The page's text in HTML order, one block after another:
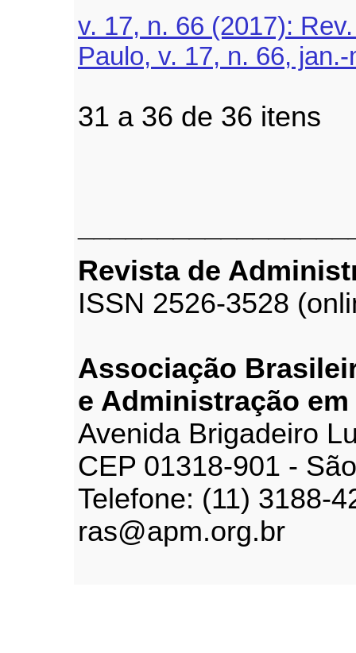
v. 17, n. 66 (2017):
Paulo, v. 17, n. 66,
31 a 36 de 36
Revista de
ISSN 2526-3528
Associação
e Administração em
Avenida Brigadeiro
CEP 01318-901 -
Telefone: (11) 3188-
ras@apm.org.br